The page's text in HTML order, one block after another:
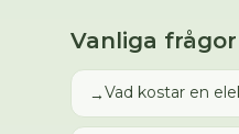
Vanliga
→Vad kostar en